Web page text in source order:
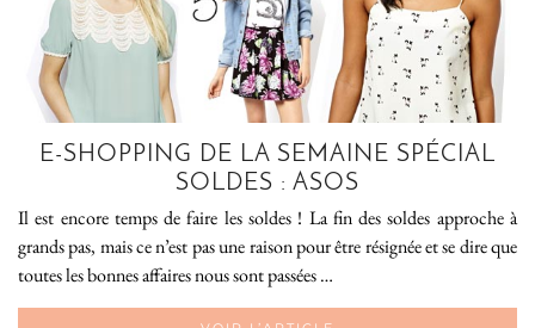
E-SHOPPING DE LA SEMAINE SPÉCIAL
SOLDES : ASOS
Il est encore temps de faire les soldes ! La fin des soldes approche à
grands pas, mais ce n’est pas une raison pour être résignée et se dire que
toutes les bonnes affaires nous sont passées …